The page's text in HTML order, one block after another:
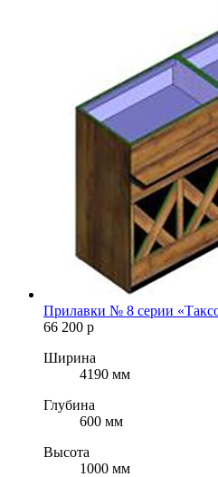
Прилавки № 8 серии
66 200 р
Ширина
4190 мм
Глубина
600 мм
Высота
1000 мм